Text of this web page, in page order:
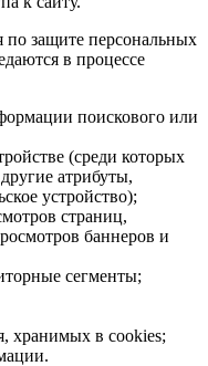
защите персональных
в процессе
поискового или
(среди которых
атрибуты,
устройство);
страниц,
баннеров и
сегменты;
хранимых в cookies;